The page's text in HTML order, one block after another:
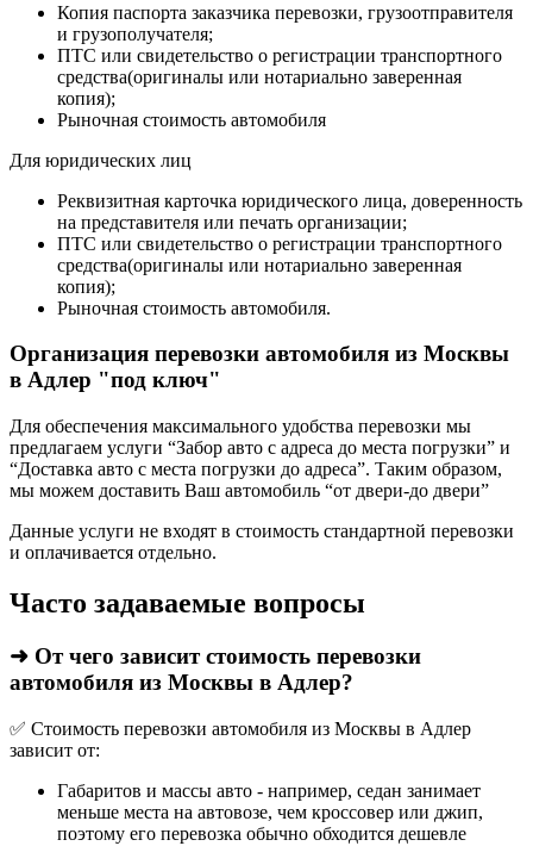
Копия паспорта заказчика перевозки, грузоотправителя
и грузополучателя;
ПТС или свидетельство о регистрации транспортного
средства(оригиналы или нотариально заверенная
копия);
Рыночная стоимость автомобиля
Для юридических лиц
Реквизитная карточка юридического лица, доверенность
на представителя или печать организации;
ПТС или свидетельство о регистрации транспортного
средства(оригиналы или нотариально заверенная
копия);
Рыночная стоимость автомобиля.
Организация перевозки автомобиля из Москвы
в Адлер "под ключ"
Для обеспечения максимального удобства перевозки мы
предлагаем услуги “Забор авто с адреса до места погрузки” и
“Доставка авто с места погрузки до адреса”. Таким образом,
мы можем доставить Ваш автомобиль “от двери-до двери”
Данные услуги не входят в стоимость стандартной перевозки
и оплачивается отдельно.
Часто задаваемые вопросы
➜ От чего зависит стоимость перевозки
автомобиля из Москвы в Адлер?
✅ Стоимость перевозки автомобиля из Москвы в Адлер
зависит от:
Габаритов и массы авто - например, седан занимает
меньше места на автовозе, чем кроссовер или джип,
поэтому его перевозка обычно обходится дешевле